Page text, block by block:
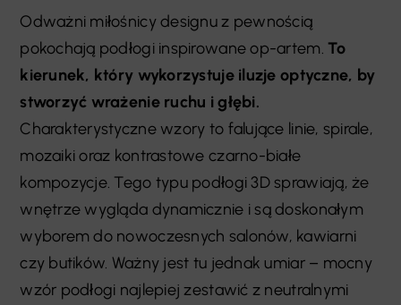
Odważni miłośnicy designu z pewnością
pokochają podłogi inspirowane op-artem. To
kierunek, który wykorzystuje iluzje optyczne, by
stworzyć wrażenie ruchu i głębi.
Charakterystyczne wzory to falujące linie, spirale,
mozaiki oraz kontrastowe czarno-białe
kompozycje. Tego typu podłogi 3D sprawiają, że
wnętrze wygląda dynamicznie i są doskonałym
wyborem do nowoczesnych salonów, kawiarni
czy butików. Ważny jest tu jednak umiar – mocny
wzór podłogi najlepiej zestawić z neutralnymi